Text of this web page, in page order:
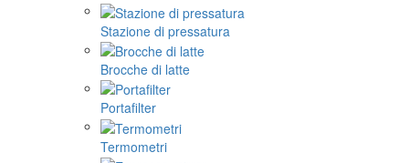
Stazione di pressatura
Brocche di latte
Portafilter
Termometri